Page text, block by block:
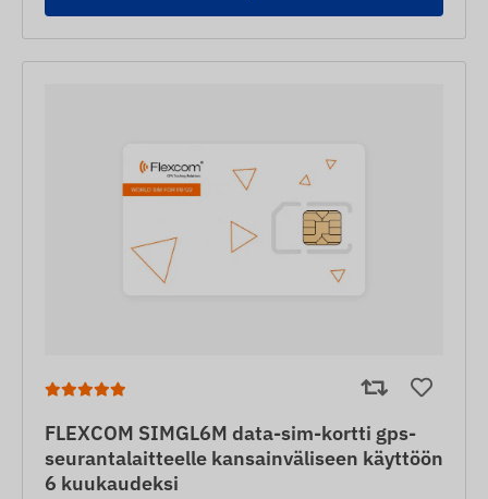
FLEXCOM SIMGL6M data-sim-kortti gps-
seurantalaitteelle kansainväliseen käyttöön
6 kuukaudeksi